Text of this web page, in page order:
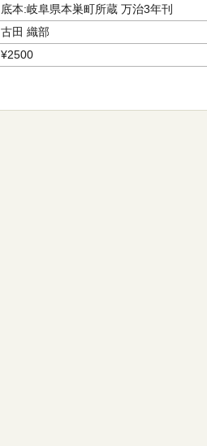
底本:岐阜県本巣町所蔵 万治3年刊
古田 織部
¥2500